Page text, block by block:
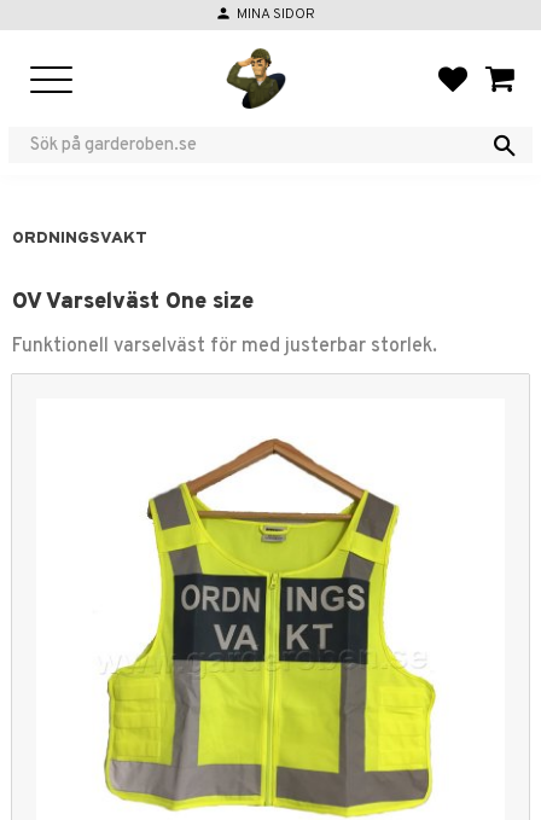
person MINA SIDOR
ORDNINGSVAKT
OV Varselväst One size
Funktionell varselväst för med justerbar storlek.